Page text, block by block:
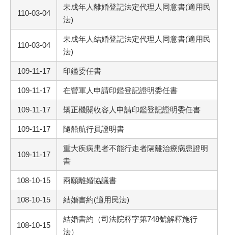
110-03-04
未成年人離婚登記法定代理人同意書(適用民
法)
110-03-04
未成年人結婚登記法定代理人同意書(適用民
法)
109-11-17 印鑑委任書
109-11-17 在營軍人申請印鑑登記證明委任書
109-11-17 矯正機關收容人申請印鑑登記證明委任書
109-11-17 隨船航行員證明書
109-11-17
重大疾病患者不能行走者隔離治療病患證明
書
108-10-15 兩願離婚協議書
108-10-15 結婚書約(適用民法)
108-10-15
結婚書約（司法院釋字第748號解釋施行
法）